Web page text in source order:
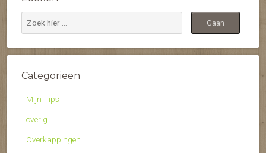
Categorieën
Mijn Tips
overig
Overkappingen